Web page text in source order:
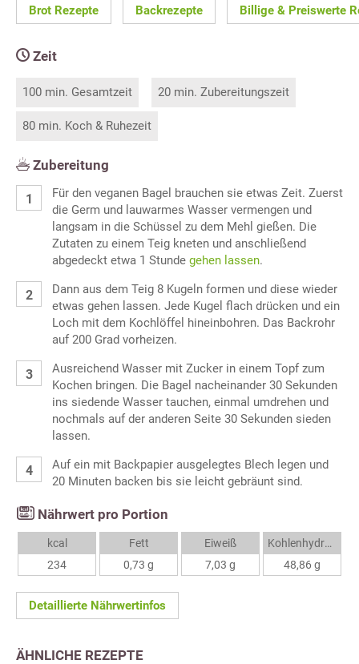
Brot Rezepte Backrezepte Billige & Preiswerte
Zeit
100 min. Gesamtzeit 20 min. Zubereitungszeit
80 min. Koch & Ruhezeit
Zubereitung
Für den veganen Bagel brauchen sie etwas Zeit. Zuerst
die Germ und lauwarmes Wasser vermengen und
langsam in die Schüssel zu dem Mehl gießen. Die
Zutaten zu einem Teig kneten und anschließend
abgedeckt etwa 1 Stunde gehen lassen.
Dann aus dem Teig 8 Kugeln formen und diese wieder
etwas gehen lassen. Jede Kugel flach drücken und ein
Loch mit dem Kochlöffel hineinbohren. Das Backrohr
auf 200 Grad vorheizen.
Ausreichend Wasser mit Zucker in einem Topf zum
Kochen bringen. Die Bagel nacheinander 30 Sekunden
ins siedende Wasser tauchen, einmal umdrehen und
nochmals auf der anderen Seite 30 Sekunden sieden
lassen.
Auf ein mit Backpapier ausgelegtes Blech legen und
20 Minuten backen bis sie leicht gebräunt sind.
Nährwert pro Portion
kcal
234
Fett
0,73 g
Eiweiß
7,03 g
Kohlenhydrate
48,86 g
Detaillierte Nährwertinfos
ÄHNLICHE REZEPTE